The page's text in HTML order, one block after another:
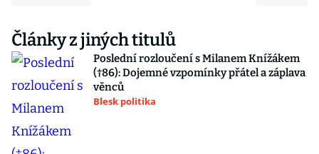
Články z jiných titulů
Poslední rozloučení s Milanem Knížákem
(†86): Dojemné vzpomínky přátel a záplava
věnců
Blesk politika